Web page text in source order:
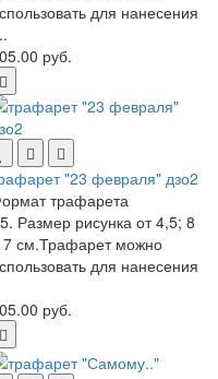
для нанесения
руб.
"23 февраля" дзо2
трафарета
Размер рисунка от 4,5; 8
7 см.Трафарет можно
для нанесения
руб.